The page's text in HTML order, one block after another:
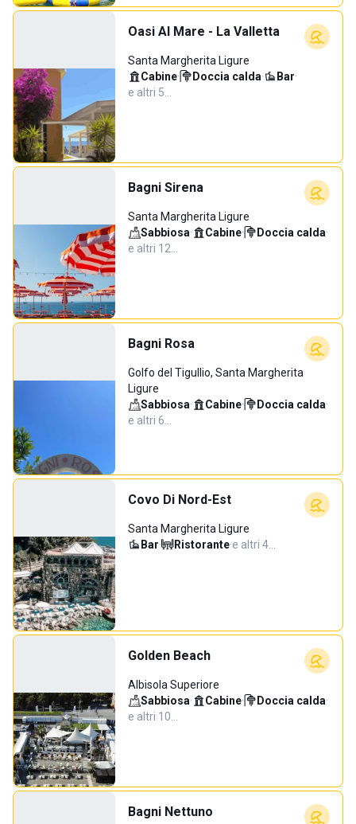
Oasi Al Mare - La Valletta
Santa Margherita Ligure
Cabine· Doccia calda· Bar·
e altri 5…
Bagni Sirena
Santa Margherita Ligure
Sabbiosa· Cabine· Doccia calda·
e altri 12…
Bagni Rosa
Golfo del Tigullio, Santa Margherita
Ligure
Sabbiosa· Cabine· Doccia calda·
e altri 6…
Covo Di Nord-Est
Santa Margherita Ligure
Bar· Ristorante·e altri 4…
Golden Beach
Albisola Superiore
Sabbiosa· Cabine· Doccia calda·
e altri 10…
Bagni Nettuno